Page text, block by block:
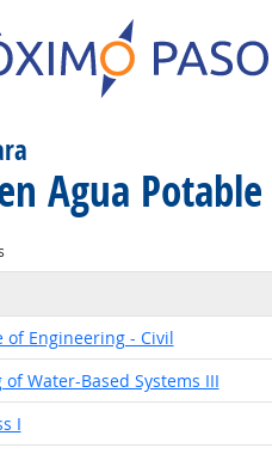
Agua
of Engineering - Civil
Water-Based Systems III
I